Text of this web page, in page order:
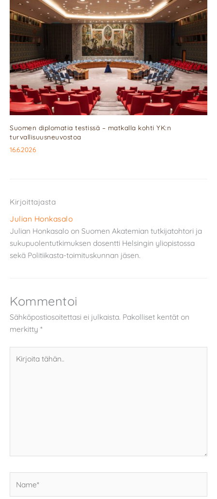
Suomen diplomatia testissä – matkalla kohti YK:n
turvallisuusneuvostoa
16.6.2026
Kirjoittajasta
Julian Honkasalo
Julian Honkasalo on Suomen Akatemian tutkijatohtori ja
sukupuolentutkimuksen dosentti Helsingin yliopistossa
sekä Politiikasta-toimituskunnan jäsen.
Kommentoi
Sähköpostiosoitettasi ei julkaista. Pakolliset kentät on
merkitty *
tähän..